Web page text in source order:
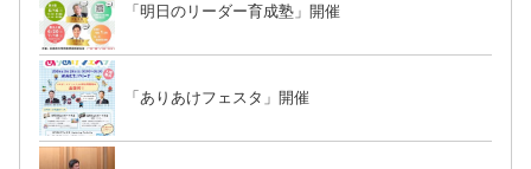
「明日のリーダー育成塾」開催
「ありあけフェスタ」開催